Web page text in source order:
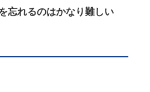
忘れるのはかなり難しい